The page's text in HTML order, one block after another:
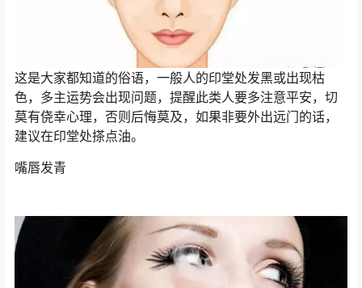
这是大家都知道的俗语，一般人的印堂处发黑或出现枯
色，多主运势会出现问题，提醒此类人要多注意平安，切
莫有侥幸心理，否则后悔莫及，如果非要外出远门的话，
建议在印堂处搽点油。
嘴唇发青